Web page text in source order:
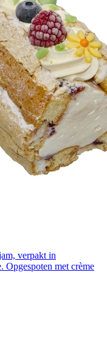
verpakt in
Opgespoten met crème